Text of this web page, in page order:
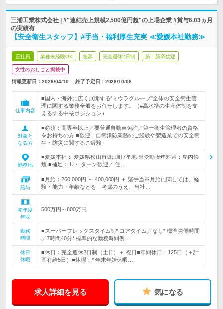
三浦工業株式会社 | #"連結売上規模2,500億円超"の上場企業 #賞与6.03ヵ月
の実績有
【安全衛生スタッフ】#手当・福利厚生充実 ≪愛媛本社勤務≫
正社員 業種未経験OK 急募 完全週休2日制 第二新卒歓迎
女性のおしごと掲載中
情報更新日：2026/04/10 終了予定日： 2026/10/08
仕事内容
■国内・海外に広く展開する"ミウラグループ"全体の安全衛生管
理に関する業務全般をお任せします。（#高水準の生産体制を支
えるする中核ポジション）
対象と
なる方
■必須：高専卒以上／要普通自動車免許／第一衛生管理者の資格
をお持ちの方 ■歓迎：自衛消防業務のご経験や製造業での安全衛
生・防災に関するご経験
勤務地
■愛媛本社： 愛媛県松山市堀江町7番地 ※受動喫煙対策：屋内禁
煙 ■補足： U・Iターン歓迎／ 住…
給与
■月給：260,000円 ～ 400,000円 ＋ 諸手当※月給に関しては、経
験・能力・年齢などを 考慮のうえ、当社…
初年度
年収
500万円～800万円
勤務
時間
■スーパーフレックスタイム制* コアタイム／なし* 標準労働時間
／7時間40分* 標準的な勤務時間例…
休日
休暇
■休日：完全週休2日制（土日）＋ 祝日■年間休日：125日（＋計
画有給5日）■休暇：* 年末年始休暇…
求人詳細を見る 気になる